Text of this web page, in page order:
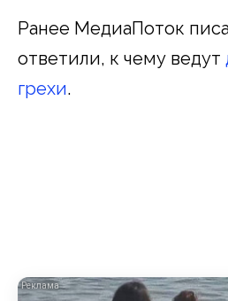
Ранее МедиаПоток
ответили, к чему ведут
грехи.